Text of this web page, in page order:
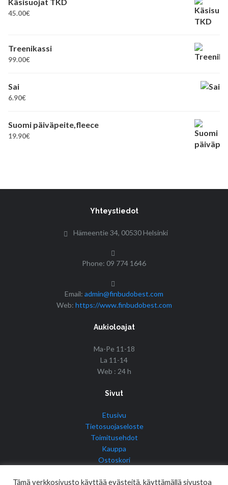
45.00€
Treenikassi
99.00€
Sai
6.90€
Suomi päiväpeite,fleece
19.90€
Yhteystiedot
Hämeentie 34, 00530 Helsinki
Phone: 09 774 1646
Email: admin@finbudobest.com
Web: https://www.finbudobest.com
Aukioloajat
Ma-Pe 11-18
La 11-14
Web : 24 h
Sivut
Etusivu
Tietosuojaseloste
Toimitusehdot
Kauppa
Ostoskori
Tämä verkkosivusto käyttää evästeitä, käyttämällä sivustoa